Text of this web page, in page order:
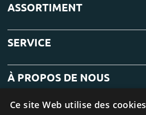
ASSORTIMENT
SERVICE
À PROPOS DE NOUS
Ce site Web utilise des cookies